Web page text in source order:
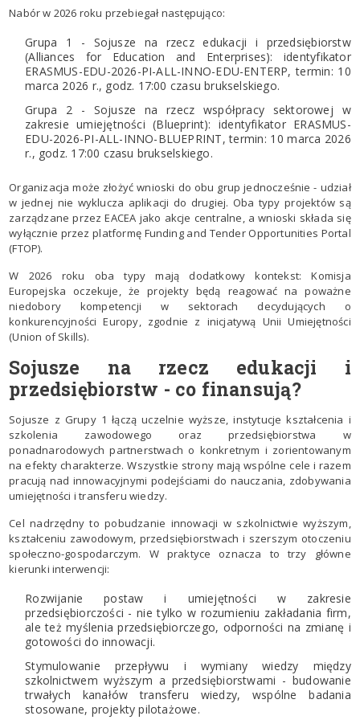
Nabór w 2026 roku przebiegał następująco:
Grupa 1 - Sojusze na rzecz edukacji i przedsiębiorstw
(Alliances for Education and Enterprises): identyfikator
ERASMUS-EDU-2026-PI-ALL-INNO-EDU-ENTERP, termin: 10
marca 2026 r., godz. 17:00 czasu brukselskiego.
Grupa 2 - Sojusze na rzecz współpracy sektorowej w
zakresie umiejętności (Blueprint): identyfikator ERASMUS-
EDU-2026-PI-ALL-INNO-BLUEPRINT, termin: 10 marca 2026
r., godz. 17:00 czasu brukselskiego.
Organizacja może złożyć wnioski do obu grup jednocześnie - udział
w jednej nie wyklucza aplikacji do drugiej. Oba typy projektów są
zarządzane przez EACEA jako akcje centralne, a wnioski składa się
wyłącznie przez platformę Funding and Tender Opportunities Portal
(FTOP).
W 2026 roku oba typy mają dodatkowy kontekst: Komisja
Europejska oczekuje, że projekty będą reagować na poważne
niedobory kompetencji w sektorach decydujących o
konkurencyjności Europy, zgodnie z inicjatywą Unii Umiejętności
(Union of Skills).
Sojusze na rzecz edukacji i
przedsiębiorstw - co finansują?
Sojusze z Grupy 1 łączą uczelnie wyższe, instytucje kształcenia i
szkolenia zawodowego oraz przedsiębiorstwa w
ponadnarodowych partnerstwach o konkretnym i zorientowanym
na efekty charakterze. Wszystkie strony mają wspólne cele i razem
pracują nad innowacyjnymi podejściami do nauczania, zdobywania
umiejętności i transferu wiedzy.
Cel nadrzędny to pobudzanie innowacji w szkolnictwie wyższym,
kształceniu zawodowym, przedsiębiorstwach i szerszym otoczeniu
społeczno-gospodarczym. W praktyce oznacza to trzy główne
kierunki interwencji:
Rozwijanie postaw i umiejętności w zakresie
przedsiębiorczości - nie tylko w rozumieniu zakładania firm,
ale też myślenia przedsiębiorczego, odporności na zmianę i
gotowości do innowacji.
Stymulowanie przepływu i wymiany wiedzy między
szkolnictwem wyższym a przedsiębiorstwami - budowanie
trwałych kanałów transferu wiedzy, wspólne badania
stosowane, projekty pilotażowe.